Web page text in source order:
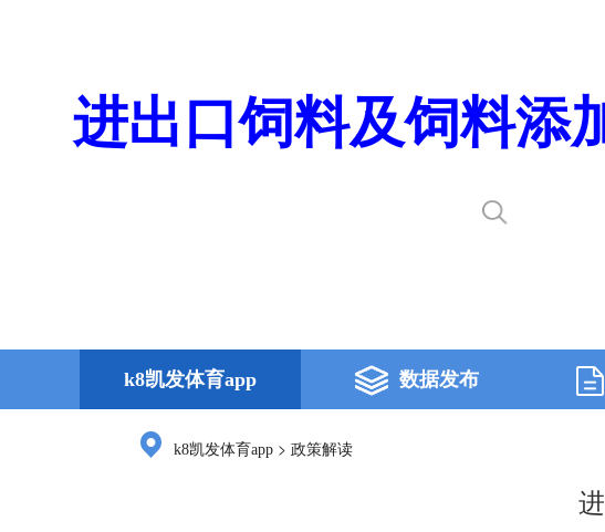
进出口饲料及饲料添
k8凯发体育app 数据发布
k8凯发体育app > 政策解读